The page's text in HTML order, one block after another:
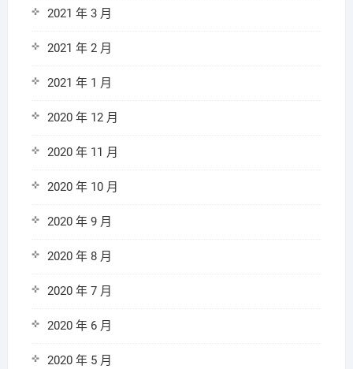
2021 年 3 月
2021 年 2 月
2021 年 1 月
2020 年 12 月
2020 年 11 月
2020 年 10 月
2020 年 9 月
2020 年 8 月
2020 年 7 月
2020 年 6 月
2020 年 5 月